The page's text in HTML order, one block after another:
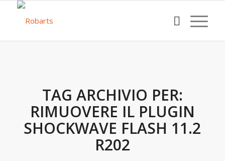
TAG ARCHIVIO PER:
RIMUOVERE IL PLUGIN
SHOCKWAVE FLASH 11.2
R202